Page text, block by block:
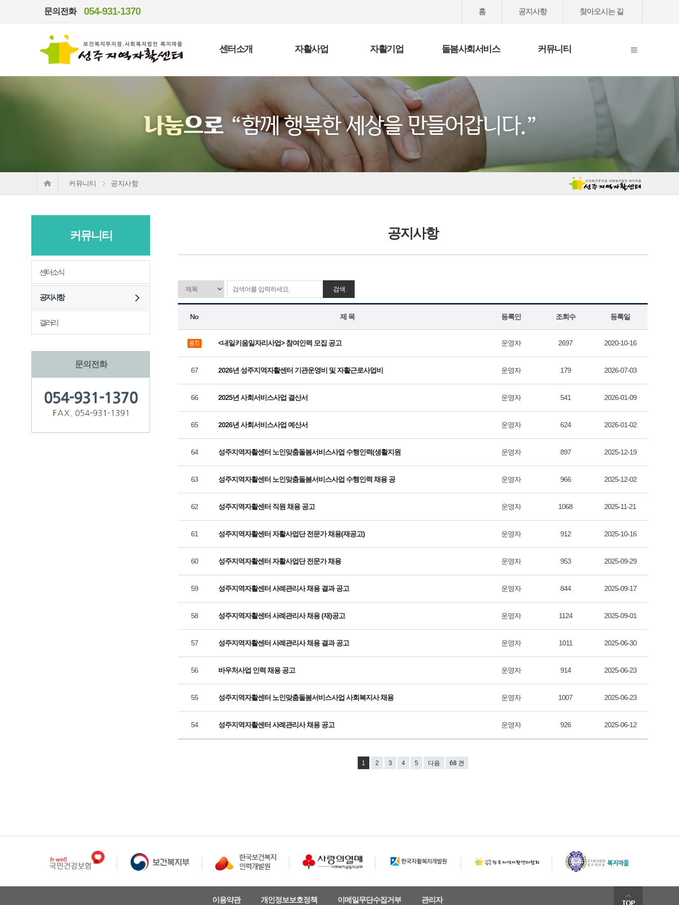
문의전화 054-931-1370 홈 공지사항 찾아오시는 길
센터소개 자활사업 자활기업 돌봄사회서비스 커뮤니티
커뮤니티 공지사항
커뮤니티
센터소식
공지사항
갤러리
문의전화
공지사항
검색
No 제 목 등록인 조회수 등록일
<내일키움일자리사업> 참여인력 모집 공고 운영자 2697 2020-10-16
67 2026년 성주지역자활센터 기관운영비 및 자활근로사업비 운영자 179 2026-07-03
66 2025년 사회서비스사업 결산서 운영자 541 2026-01-09
65 2026년 사회서비스사업 예산서 운영자 624 2026-01-02
64 성주지역자활센터 노인맞춤돌봄서비스사업 수행인력(생활지원 운영자 897 2025-12-19
63 성주지역자활센터 노인맞춤돌봄서비스사업 수행인력 채용 공 운영자 966 2025-12-02
62 성주지역자활센터 직원 채용 공고 운영자 1068 2025-11-21
61 성주지역자활센터 자활사업단 전문가 채용(재공고) 운영자 912 2025-10-16
60 성주지역자활센터 자활사업단 전문가 채용 운영자 953 2025-09-29
59 성주지역자활센터 사례관리사 채용 결과 공고 운영자 844 2025-09-17
58 성주지역자활센터 사례관리사 채용 (재)공고 운영자 1124 2025-09-01
57 성주지역자활센터 사례관리사 채용 결과 공고 운영자 1011 2025-06-30
56 바우처사업 인력 채용 공고 운영자 914 2025-06-23
55 성주지역자활센터 노인맞춤돌봄서비스사업 사회복지사 채용 운영자 1007 2025-06-23
54 성주지역자활센터 사례관리사 채용 공고 운영자 926 2025-06-12
1 2 3 4 5 다음 68 건
이용약관 개인정보보호정책 이메일무단수집거부 관리자